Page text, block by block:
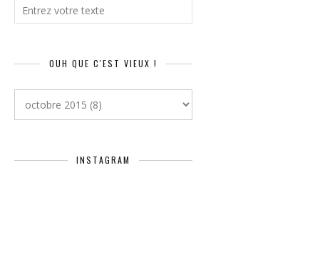
OUH QUE C'EST VIEUX !
INSTAGRAM